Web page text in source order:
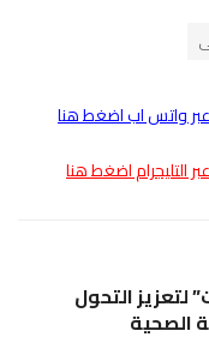
عبر واتس اب اضغط هنا
التليجرام اضغط هنا
لتعزيز التحول
الصحية